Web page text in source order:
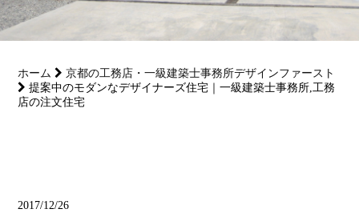
サービス
ホーム
京都の工務店・一級建築士事務所デザインファースト
提案中のモダンなデザイナーズ住宅｜一級建築士事務所,工務
店の注文住宅
2017/12/26